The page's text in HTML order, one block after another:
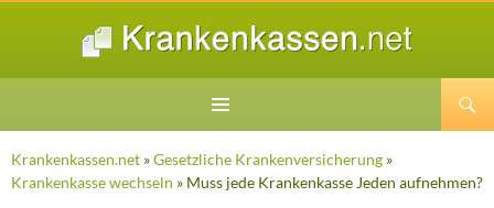
SPRINGEN
Krankenkassen.net »Gesetzliche Krankenversicherung »
Krankenkasse wechseln » Muss jede Krankenkasse Jeden aufnehmen?